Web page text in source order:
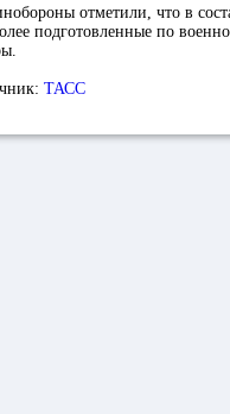
отметили, что в
подготовленные по
ТАСС